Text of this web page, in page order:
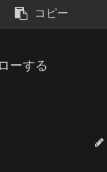
コピー
ーする